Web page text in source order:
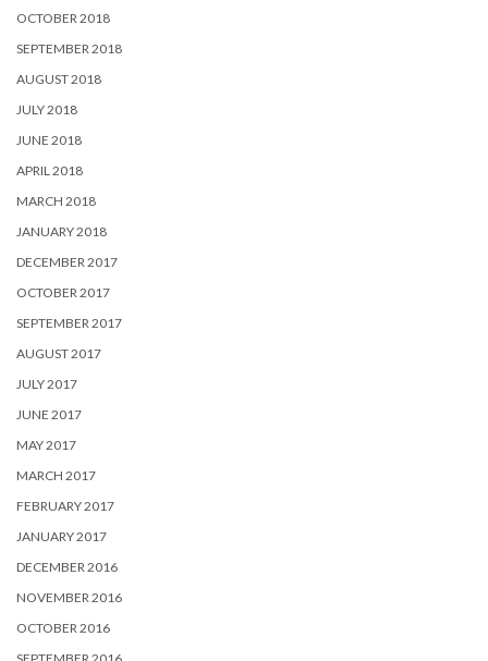
OCTOBER 2018
SEPTEMBER 2018
AUGUST 2018
JULY 2018
JUNE 2018
APRIL 2018
MARCH 2018
JANUARY 2018
DECEMBER 2017
OCTOBER 2017
SEPTEMBER 2017
AUGUST 2017
JULY 2017
JUNE 2017
MAY 2017
MARCH 2017
FEBRUARY 2017
JANUARY 2017
DECEMBER 2016
NOVEMBER 2016
OCTOBER 2016